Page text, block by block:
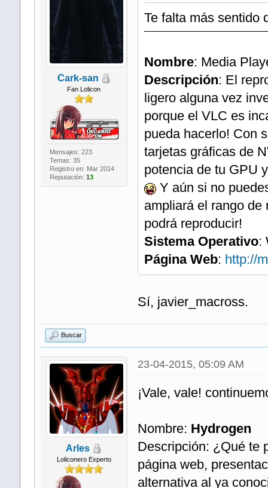
Cark-san
Fan Lolicon
Mensajes: 223
Temas: 35
Registro en: Mar 2014
Reputación: 13
Te falta más sentido
Nombre: Media
Descripción: El
ligero alguna vez
porque el VLC es
pueda hacerlo! Con
tarjetas gráficas de
potencia de tu GPU
Y aún si no
ampliará el rango de
podrá reproducir!
Sistema Operativo:
Página Web: http://
Sí, javier_macross.
Buscar
Arles
Loliconero Experto
23-04-2015, 05:09 AM
¡Vale, vale!
Nombre: Hydrogen
Descripción: ¿Qué te
página web,
alternativa al ya